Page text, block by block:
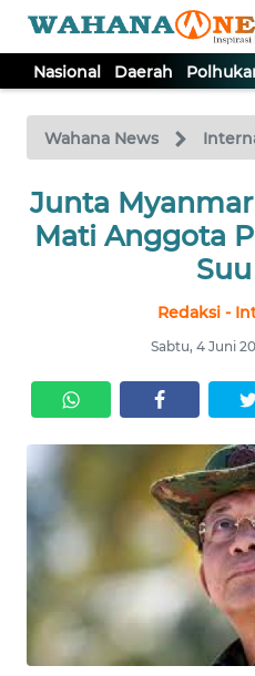
Nasional Daerah
Wahana News
Junta
Mati Anggota
Redaksi -
Sabtu, 4 Juni
TV
Tutup
NASIONAL
KRIMINAL
EKUIN
SAINS-TEKNO
KESEHATAN
INTERNASIONAL